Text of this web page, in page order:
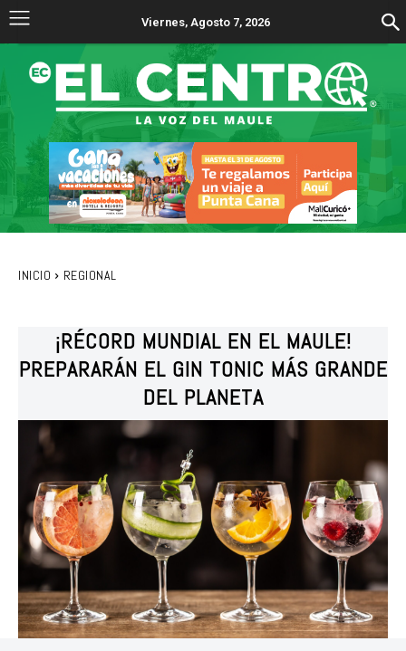
Viernes, Agosto 7, 2026
INICIO REGIONAL
¡RÉCORD MUNDIAL EN EL MAULE!
PREPARARÁN EL GIN TONIC MÁS GRANDE
DEL PLANETA